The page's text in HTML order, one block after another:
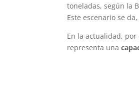
toneladas, según la
Este escenario se
En la actualidad,
representa una